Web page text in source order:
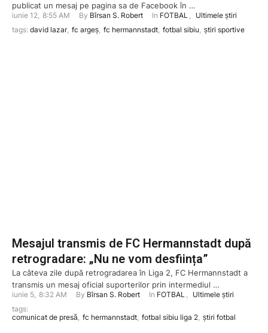
publicat un mesaj pe pagina sa de Facebook în …
iunie 12, 8:55 AM By Bîrsan S. Robert In FOTBAL , Ultimele știri
tags: david lazar, fc argeș, fc hermannstadt, fotbal sibiu, știri sportive
Mesajul transmis de FC Hermannstadt după
retrogradare: „Nu ne vom desființa”
La câteva zile după retrogradarea în Liga 2, FC Hermannstadt a
transmis un mesaj oficial suporterilor prin intermediul …
iunie 5, 8:32 AM By Bîrsan S. Robert In FOTBAL , Ultimele știri
tags:
comunicat de presă, fc hermannstadt, fotbal sibiu liga 2, știri fotbal